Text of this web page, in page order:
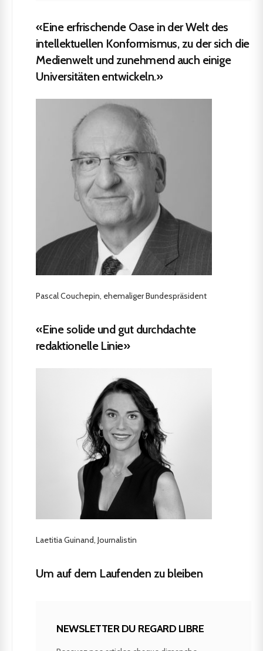
«Eine erfrischende Oase in der Welt des
intellektuellen Konformismus, zu der sich die
Medienwelt und zunehmend auch einige
Universitäten entwickeln.»
Pascal Couchepin, ehemaliger Bundespräsident
«Eine solide und gut durchdachte
redaktionelle Linie»
Laetitia Guinand, Journalistin
Um auf dem Laufenden zu bleiben
NEWSLETTER DU REGARD LIBRE